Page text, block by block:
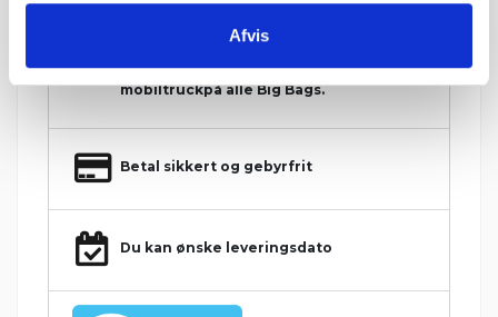
Afvis
mobiltruckpå alle Big Bags.
Betal sikkert og gebyrfrit
Du kan ønske leveringsdato